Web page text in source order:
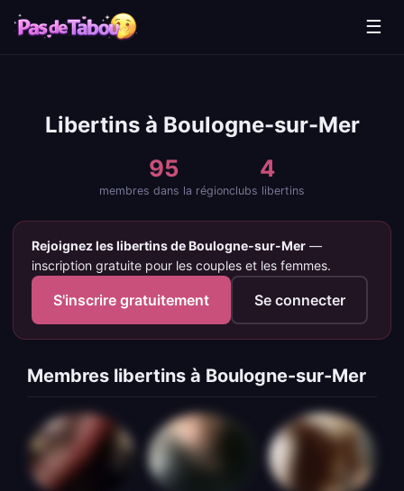
☰
Libertins à Boulogne-sur-Mer
95
membres dans la région
4
clubs libertins
Rejoignez les libertins de Boulogne-sur-Mer —
inscription gratuite pour les couples et les femmes.
S'inscrire gratuitement Se connecter
Membres libertins à Boulogne-sur-Mer